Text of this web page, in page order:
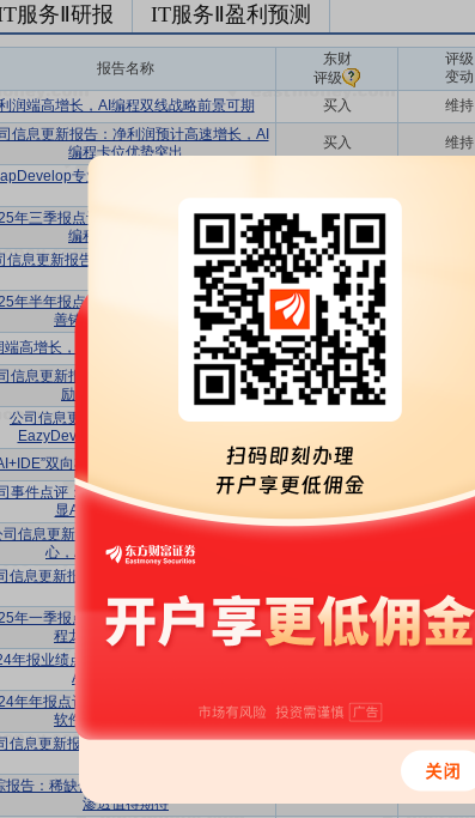
服务Ⅱ研报 IT服务Ⅱ盈利预测
报告名称
东财
评级
评级
变动
润端高增长，AI编程双线战略前景可期 买入 维持
信息更新报告：净利润预计高速增长，AI
编程卡位优势突出
买入 维持
专业版正式发布，“IDE+AI”前景
年三季报点评：单季度业绩大幅改善，AI
编程布局持续深化
买入
信息更新报告：Q3利润高增长，AI+IDE前
买入
年半年报点评：AI编程软件龙头，生态完
善铸就长期核心竞争力
买入
端高增长，“IDE+AI”双线战略布局长期发展 买入
信息更新报告：扣非利润高增长，股权激
励激发长期发展动能
买入
公司信息更新报告：发布AI+IDE平台
EazyDevelop，激励落地放量可期
买入
双向布局，股权激励彰显公司信心 买入
事件点评：发布股权激励，高考核目标彰
显AI编程龙头发展信心
维持
司信息更新报告：高标准激励考核彰显信
心，AI+IDE成长空间广阔
信息更新报告：扣非利润高增长，AI+IDE
前景光明
年一季报点评：扣非利润大幅增长，AI编
程龙头成长性不断提升
买入 维持
年报业绩点评报告：完善固件+IDE布局，
AI+战略持续推进
年年报点评：扣非利润高增，国内AI编程
软件龙头有望加速成长
买入
信息更新报告：业绩符合预期，AI+IDE值
维持
报告：稀缺低代码IDE平台国内首推，快速
渗透值得期待
维持